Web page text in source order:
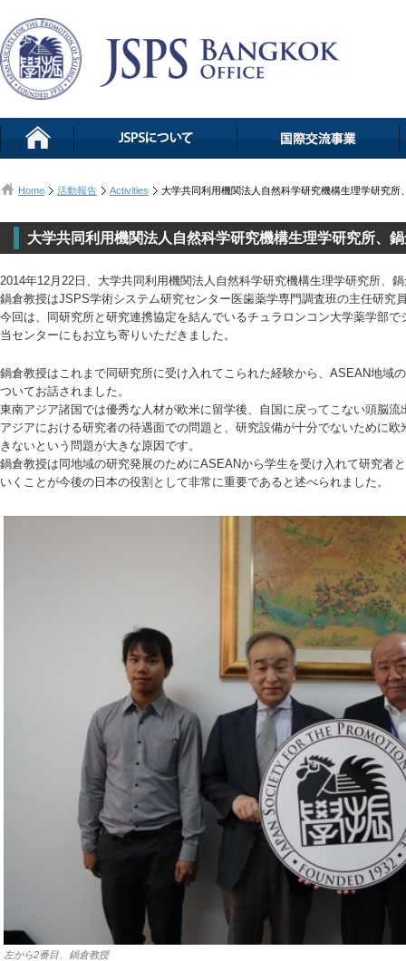
Home 活動報告 Activities 大学共同利用機関法人自然科学研究機構生理学研究所
大学共同利用機関法人自然科学研究機構生理学研究所、
2014年12月22日、大学共同利用機関法人自然科学研究機構生理学研究所、
鍋倉教授はJSPS学術システム研究センター医歯薬学専門調査班の主任研究
今回は、同研究所と研究連携協定を結んでいるチュラロンコン大学薬学部
当センターにもお立ち寄りいただきました。
鍋倉教授はこれまで同研究所に受け入れてこられた経験から、ASEAN地域
ついてお話されました。
東南アジア諸国では優秀な人材が欧米に留学後、自国に戻ってこない頭脳
アジアにおける研究者の待遇面での問題と、研究設備が十分でないために
きないという問題が大きな原因です。
鍋倉教授は同地域の研究発展のためにASEANから学生を受け入れて研究者
いくことが今後の日本の役割として非常に重要であると述べられました。
左から2番目、鍋倉教授